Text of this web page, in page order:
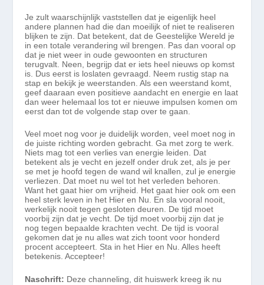
Je zult waarschijnlijk vaststellen dat je eigenlijk heel
andere plannen had die dan moeilijk of niet te realiseren
blijken te zijn. Dat betekent, dat de Geestelijke Wereld je
in een totale verandering wil brengen. Pas dan vooral op
dat je niet weer in oude gewoonten en structuren
terugvalt. Neen, begrijp dat er iets heel nieuws op komst
is. Dus eerst is loslaten gevraagd. Neem rustig stap na
stap en bekijk je weerstanden. Als een weerstand komt,
geef daaraan even positieve aandacht en energie en laat
dan weer helemaal los tot er nieuwe impulsen komen om
eerst dan tot de volgende stap over te gaan.
Veel moet nog voor je duidelijk worden, veel moet nog in
de juiste richting worden gebracht. Ga met zorg te werk.
Niets mag tot een verlies van energie leiden. Dat
betekent als je vecht en jezelf onder druk zet, als je per
se met je hoofd tegen de wand wil knallen, zul je energie
verliezen. Dat moet nu wel tot het verleden behoren.
Want het gaat hier om vrijheid. Het gaat hier ook om een
heel sterk leven in het Hier en Nu. En sla vooral nooit,
werkelijk nooit tegen gesloten deuren. De tijd moet
voorbij zijn dat je vecht. De tijd moet voorbij zijn dat je
nog tegen bepaalde krachten vecht. De tijd isvooral
gekomen dat je nu alles wat zich toont voor honderd
procent accepteert. Sta in het Hier en Nu. Alles heeft
betekenis. Accepteer!
Naschrift: Deze channeling, dit huiswerk kreeg ik nu